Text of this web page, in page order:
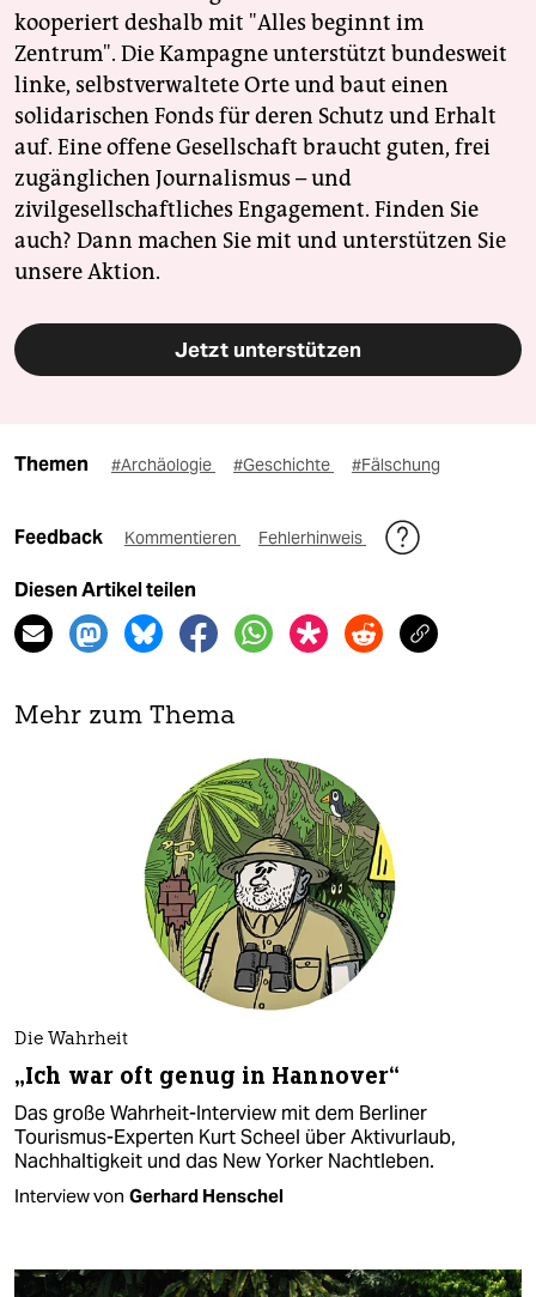
kooperiert deshalb mit "Alles beginnt im
Zentrum". Die Kampagne unterstützt bundesweit
linke, selbstverwaltete Orte und baut einen
solidarischen Fonds für deren Schutz und Erhalt
auf. Eine offene Gesellschaft braucht guten, frei
zugänglichen Journalismus – und
zivilgesellschaftliches Engagement. Finden Sie
auch? Dann machen Sie mit und unterstützen Sie
unsere Aktion.
Jetzt unterstützen
Themen #Archäologie #Geschichte #Fälschung
Feedback Kommentieren Fehlerhinweis
Diesen Artikel teilen
Mehr zum Thema
Die Wahrheit
„Ich war oft genug in Hannover“
Das große Wahrheit-Interview mit dem Berliner
Tourismus-Experten Kurt Scheel über Aktivurlaub,
Nachhaltigkeit und das New Yorker Nachtleben.
Interview von Gerhard Henschel